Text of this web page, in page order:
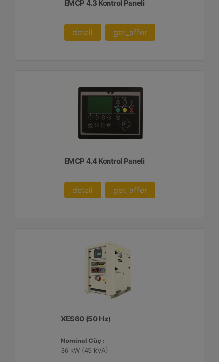
EMCP 4.3 Kontrol Paneli
detail get_offer
EMCP 4.4 Kontrol Paneli
detail get_offer
XES60 (50 Hz)
Nominal Güç :
36 kW (45 kVA)